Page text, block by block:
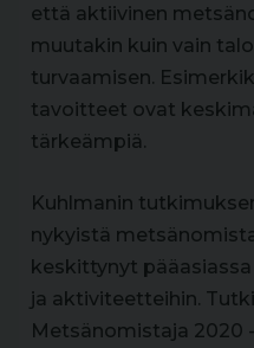
että aktiivinen
muutakin kuin vain
turvaamisen.
tavoitteet ovat
tärkeämpiä.
Kuhlmanin
nykyistä
keskittynyt
ja aktiviteetteihin.
Metsänomistaja 2020